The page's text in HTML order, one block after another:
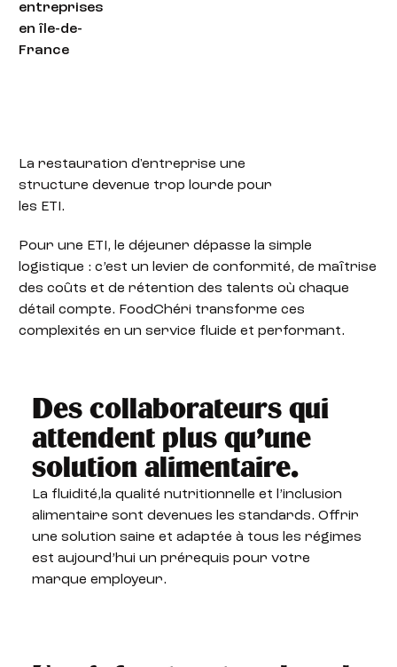
entreprises
en île-de-
France
La restauration d'entreprise une
structure devenue trop lourde pour
les ETI.
Pour une ETI, le déjeuner dépasse la simple
logistique : c’est un levier de conformité, de maîtrise
des coûts et de rétention des talents où chaque
détail compte. FoodChéri transforme ces
complexités en un service fluide et performant.
Des collaborateurs qui
attendent plus qu'une
solution alimentaire.
La fluidité,la qualité nutritionnelle et l’inclusion
alimentaire sont devenues les standards. Offrir
une solution saine et adaptée à tous les régimes
est aujourd’hui un prérequis pour votre
marque employeur.